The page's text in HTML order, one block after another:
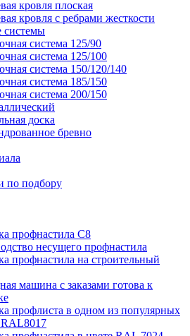
кровля плоская
кровля с ребрами жесткости
системы
система 125/90
система 125/100
система 150/120/140
система 185/150
система 200/150
доска
бревно
по подбору
профнастила С8
несущего профнастила
профнастила на строительный
машина с заказами готова к
профлиста в одном из популярных
RAL8017